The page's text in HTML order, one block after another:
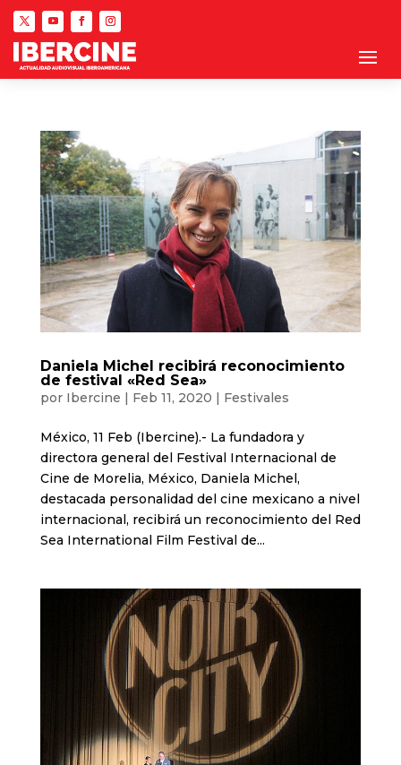
Daniela Michel recibirá reconocimiento
de festival «Red Sea»
por Ibercine | Feb 11, 2020 | Festivales
México, 11 Feb (Ibercine).- La fundadora y
directora general del Festival Internacional de
Cine de Morelia, México, Daniela Michel,
destacada personalidad del cine mexicano a nivel
internacional, recibirá un reconocimiento del Red
Sea International Film Festival de...